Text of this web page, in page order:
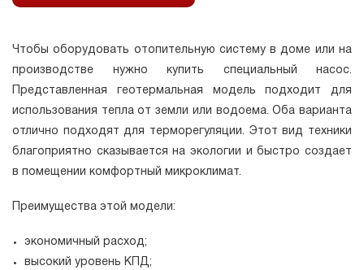
Чтобы оборудовать отопительную систему в доме или на
производстве нужно купить специальный насос.
Представленная геотермальная модель подходит для
использования тепла от земли или водоема. Оба варианта
отлично подходят для терморегуляции. Этот вид техники
благоприятно сказывается на экологии и быстро создает
в помещении комфортный микроклимат.
Преимущества этой модели:
экономичный расход;
высокий уровень КПД;